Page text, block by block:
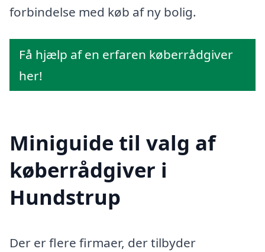
forbindelse med køb af ny bolig.
Få hjælp af en erfaren køberrådgiver
her!
Miniguide til valg af
køberrådgiver i
Hundstrup
Der er flere firmaer, der tilbyder